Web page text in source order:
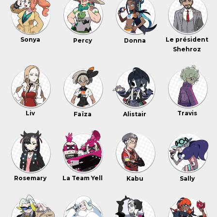
Sonya Percy Donna
Le président
Shehroz
Liv Faïza Alistair Travis
Rosemary La Team Yell Kabu Sally